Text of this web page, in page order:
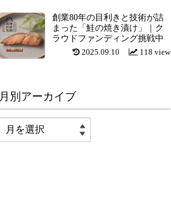
創業80年の目利きと技術が詰
まった「鮭の焼き漬け」｜ク
ラウドファンディング挑戦中
118 view
2025.09.10
月別アーカイブ